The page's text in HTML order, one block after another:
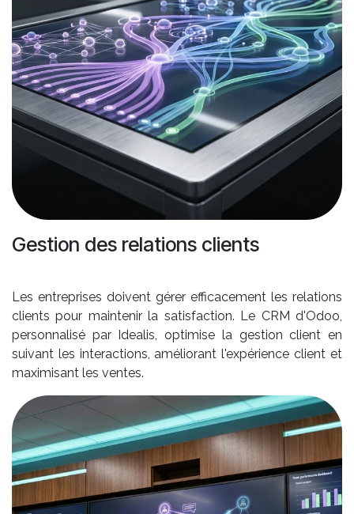
Gestion des relations clients
Les entreprises doivent gérer efficacement les relations
clients pour maintenir la satisfaction. Le CRM d'Odoo,
personnalisé par Idealis, optimise la gestion client en
suivant les interactions, améliorant l'expérience client et
maximisant les ventes.